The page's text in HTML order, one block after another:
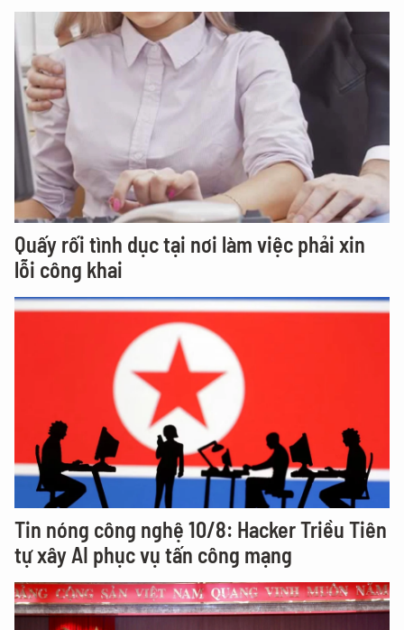
Quấy rối tình dục tại nơi làm việc phải xin
lỗi công khai
Tin nóng công nghệ 10/8: Hacker Triều Tiên
tự xây AI phục vụ tấn công mạng